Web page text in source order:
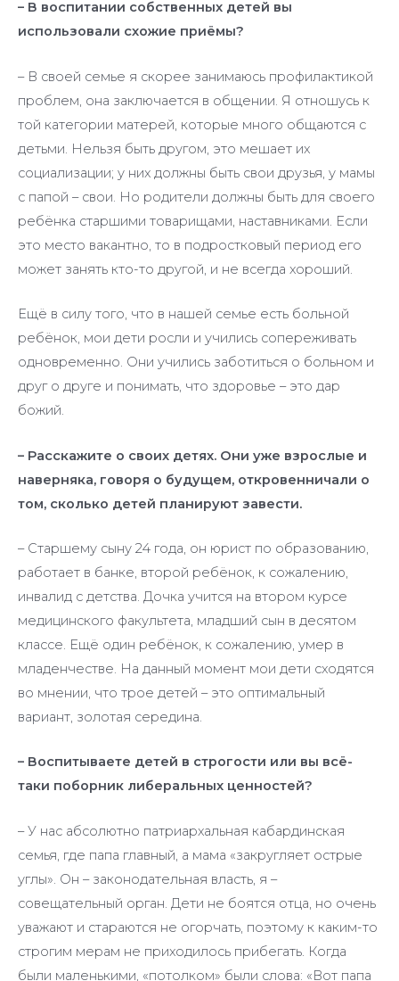
– В воспитании собственных детей вы
использовали схожие приёмы?
– В своей семье я скорее занимаюсь профилактикой
проблем, она заключается в общении. Я отношусь к
той категории матерей, которые много общаются с
детьми. Нельзя быть другом, это мешает их
социализации; у них должны быть свои друзья, у мамы
с папой – свои. Но родители должны быть для своего
ребёнка старшими товарищами, наставниками. Если
это место вакантно, то в подростковый период его
может занять кто-то другой, и не всегда хороший.
Ещё в силу того, что в нашей семье есть больной
ребёнок, мои дети росли и учились сопереживать
одновременно. Они учились заботиться о больном и
друг о друге и понимать, что здоровье – это дар
божий.
– Расскажите о своих детях. Они уже взрослые и
наверняка, говоря о будущем, откровенничали о
том, сколько детей планируют завести.
– Старшему сыну 24 года, он юрист по образованию,
работает в банке, второй ребёнок, к сожалению,
инвалид с детства. Дочка учится на втором курсе
медицинского факультета, младший сын в десятом
классе. Ещё один ребёнок, к сожалению, умер в
младенчестве. На данный момент мои дети сходятся
во мнении, что трое детей – это оптимальный
вариант, золотая середина.
– Воспитываете детей в строгости или вы всё-
таки поборник либеральных ценностей?
– У нас абсолютно патриархальная кабардинская
семья, где папа главный, а мама «закругляет острые
углы». Он – законодательная власть, я –
совещательный орган. Дети не боятся отца, но очень
уважают и стараются не огорчать, поэтому к каким-то
строгим мерам не приходилось прибегать. Когда
были маленькими, «потолком» были слова: «Вот папа